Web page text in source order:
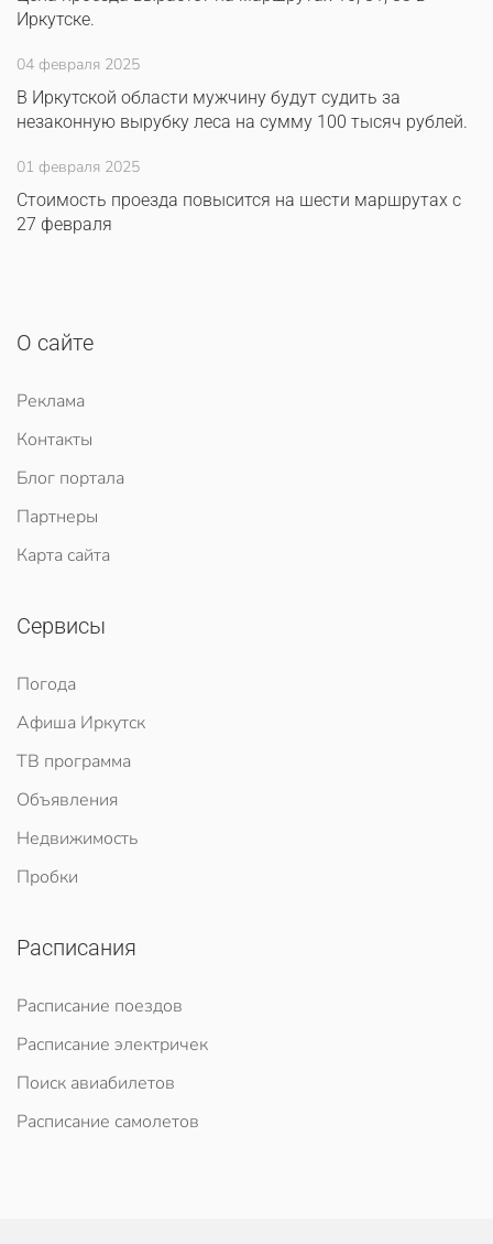
Иркутске.
04 февраля 2025
В Иркутской области мужчину будут судить за
незаконную вырубку леса на сумму 100 тысяч рублей.
01 февраля 2025
Стоимость проезда повысится на шести маршрутах с
27 февраля
О сайте
Реклама
Контакты
Блог портала
Партнеры
Карта сайта
Сервисы
Погода
Афиша Иркутск
ТВ программа
Объявления
Недвижимость
Пробки
Расписания
Расписание поездов
Расписание электричек
Поиск авиабилетов
Расписание самолетов